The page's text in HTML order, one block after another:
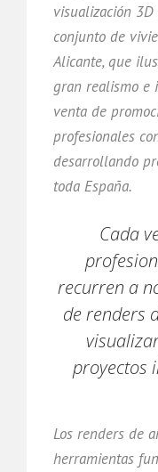
visualización
conjunto de
Alicante, que
gran realismo e
venta de
profesionales
desarrollando
toda España.
Cada
recurren a
de renders
proyectos
Los renders de
herramientas